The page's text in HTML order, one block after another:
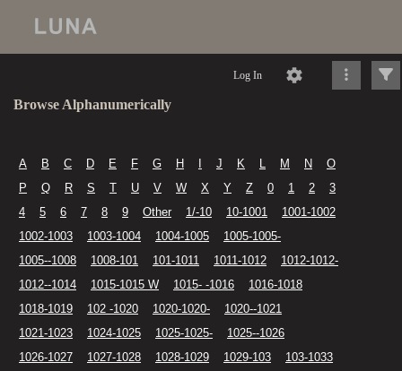
Log In
Browse Alphanumerically
A B C D E F G H J K L M N
O
P
Q R S T U V W X Y Z 0 1 2
3
4
5 6 7 8 9 Other 1/-10 10-1001
1001-1002
1002-1003
1003-1004 1004-1005
1005-1005-
1005--1008
1008-101 101-1011 1011-1012
1012-1012-
1012--1014
1015-1015 W 1015- -1016
1016-1018
1018-1019
102 -1020 1020-1020-
1020--1021
1021-1023
1024-1025 1025-1025-
1025--1026
1026-1027
1027-1028 1028-1029 1029-103
103-1033